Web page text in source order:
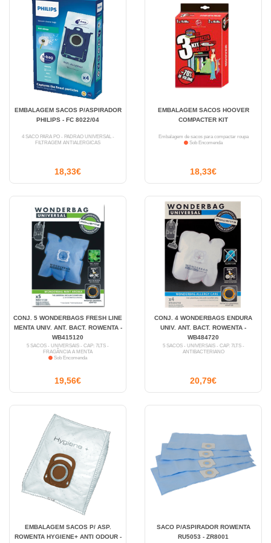
EMBALAGEM SACOS P/ASPIRADOR
PHILIPS - FC 8022/04
4 SACO PARA PÓ - PADRÃO UNIVERSAL -
FILTRAGEM ANTIALERGICAS
18,33€
EMBALAGEM SACOS HOOVER
COMPACTER KIT
Embalagem de sacos para compactar roupa
Sob Encomenda
18,33€
CONJ. 5 WONDERBAGS FRESH LINE
MENTA UNIV. ANT. BACT. ROWENTA -
WB415120
5 SACOS - UNIVERSAIS - CAP: 7LTS -
FRAGÂNCIA A MENTA
Sob Encomenda
19,56€
CONJ. 4 WONDERBAGS ENDURA
UNIV. ANT. BACT. ROWENTA -
WB484720
5 SACOS - UNIVERSAIS - CAP. 7LTS -
ANTIBACTERIANO
20,79€
EMBALAGEM SACOS P/ ASP.
ROWENTA HYGIENE+ ANTI ODOUR -
SACO P/ASPIRADOR ROWENTA
RU5053 - ZR8001